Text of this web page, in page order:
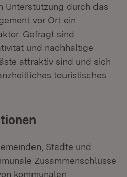
Unterstützung durch das
vor Ort ein
Gefragt sind
und nachhaltige
attraktiv sind und sich
touristisches
Städte und
Zusammenschlüsse
kommunalen